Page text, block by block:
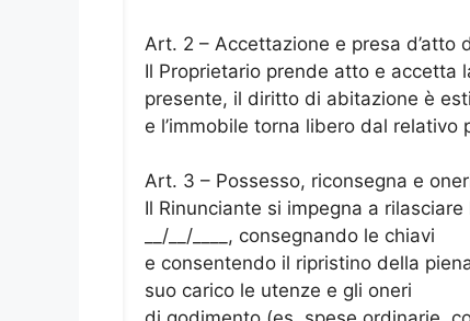
Art. 2 – Accettazione e presa d’atto
Il Proprietario prende atto e accetta
presente, il diritto di abitazione è
e l’immobile torna libero dal
Art. 3 – Possesso, riconsegna e
Il Rinunciante si impegna a
__/__/____, consegnando le chiavi
e consentendo il ripristino della
suo carico le utenze e gli oneri